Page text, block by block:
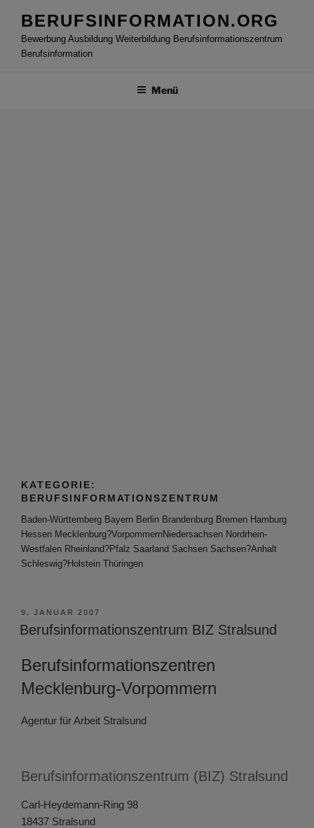
Inhalt
springen
BERUFSINFORMATION.ORG
Bewerbung Ausbildung Weiterbildung Berufsinformationszentrum
Berufsinformation
Menü
KATEGORIE:
BERUFSINFORMATIONSZENTRUM
Baden-Württemberg Bayern Berlin Brandenburg Bremen Hamburg
Hessen Mecklenburg?VorpommernNiedersachsen Nordrhein-
Westfalen Rheinland?Pfalz Saarland Sachsen Sachsen?Anhalt
Schleswig?Holstein Thüringen
VERÖFFENTLICHT
AM
9. JANUAR 2007
Berufsinformationszentrum BIZ Stralsund
Berufsinformationszentren
Mecklenburg-Vorpommern
Agentur für Arbeit Stralsund
Berufsinformationszentrum (BIZ) Stralsund
Carl-Heydemann-Ring 98
18437 Stralsund